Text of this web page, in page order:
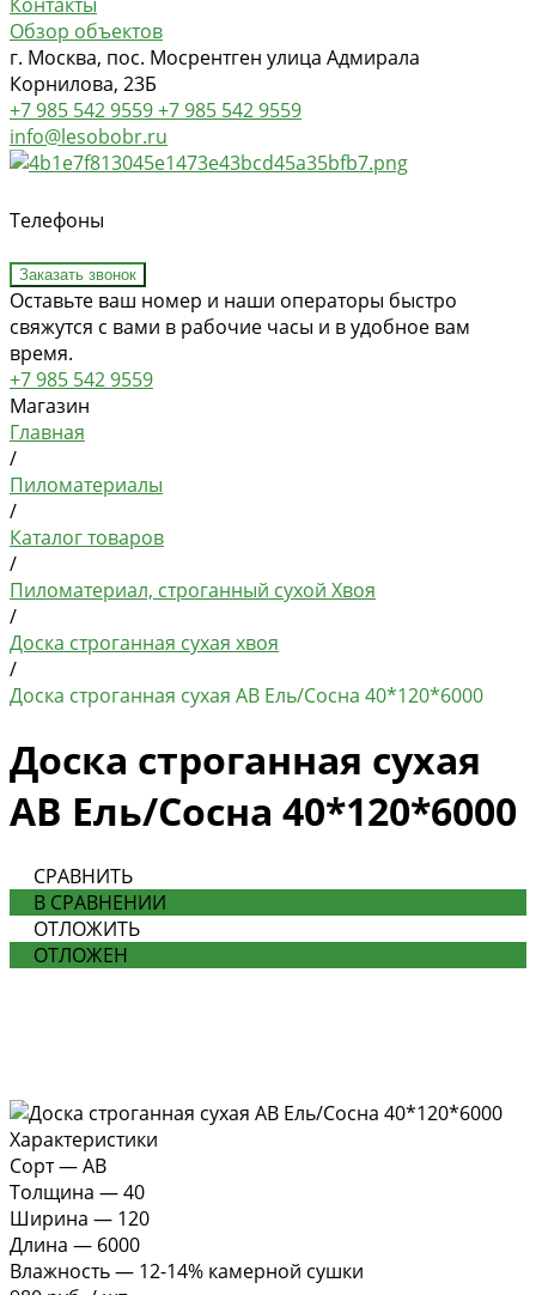
Обзор объектов
г. Москва, пос. Мосрентген улица Адмирала
Корнилова, 23Б
+7 985 542 9559+7 985 542 9559
info@lesobobr.ru
Телефоны
Заказать звонок
Оставьте ваш номер и наши операторы быстро
свяжутся с вами в рабочие часы и в удобное вам
время.
+7 985 542 9559
Магазин
Главная
/
Пиломатериалы
/
Каталог товаров
/
Пиломатериал, строганный сухой Хвоя
/
Доска строганная сухая хвоя
/
Доска строганная сухая АВ Ель/Сосна 40*120*6000
Доска строганная сухая
АВ Ель/Сосна 40*120*6000
СРАВНИТЬ
В СРАВНЕНИИ
ОТЛОЖИТЬ
ОТЛОЖЕН
Характеристики
Сорт—АВ
Толщина —40
Ширина — 120
Длина — 6000
Влажность— 12-14% камерной сушки